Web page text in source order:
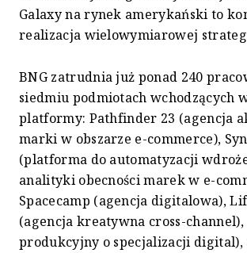
Galaxy na rynek amerykański to
realizacja wielowymiarowej
BNG zatrudnia już ponad 240
siedmiu podmiotach wchodzących
platformy: Pathfinder 23 (agencja
marki w obszarze e-commerce),
(platforma do automatyzacji
analityki obecności marek w e-
Spacecamp (agencja digitalowa),
(agencja kreatywna cross-channel),
produkcyjny o specjalizacji digital),